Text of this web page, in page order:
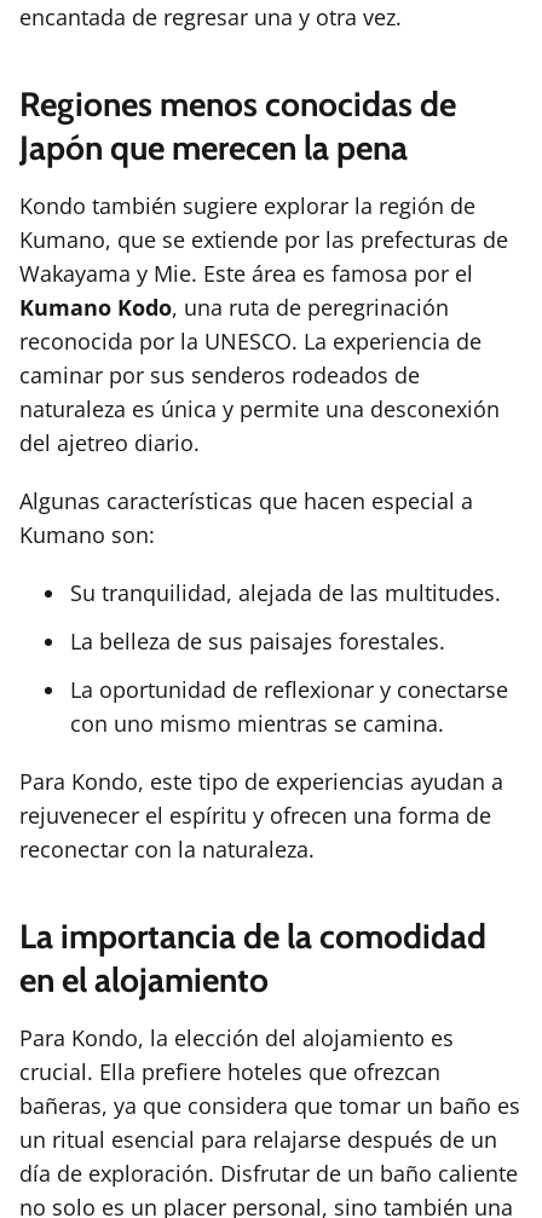
encantada de regresar una y otra vez.
Regiones menos conocidas de
Japón que merecen la pena
Kondo también sugiere explorar la región de
Kumano, que se extiende por las prefecturas de
Wakayama y Mie. Este área es famosa por el
Kumano Kodo, una ruta de peregrinación
reconocida por la UNESCO. La experiencia de
caminar por sus senderos rodeados de
naturaleza es única y permite una desconexión
del ajetreo diario.
Algunas características que hacen especial a
Kumano son:
Su tranquilidad, alejada de las multitudes.
La belleza de sus paisajes forestales.
La oportunidad de reflexionar y conectarse
con uno mismo mientras se camina.
Para Kondo, este tipo de experiencias ayudan a
rejuvenecer el espíritu y ofrecen una forma de
reconectar con la naturaleza.
La importancia de la comodidad
en el alojamiento
Para Kondo, la elección del alojamiento es
crucial. Ella prefiere hoteles que ofrezcan
bañeras, ya que considera que tomar un baño es
un ritual esencial para relajarse después de un
día de exploración. Disfrutar de un baño caliente
no solo es un placer personal, sino también una